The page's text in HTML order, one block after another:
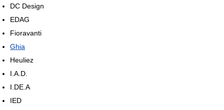
DC Design
EDAG
Fioravanti
Ghia
Heuliez
I.A.D.
I.DE.A
IED